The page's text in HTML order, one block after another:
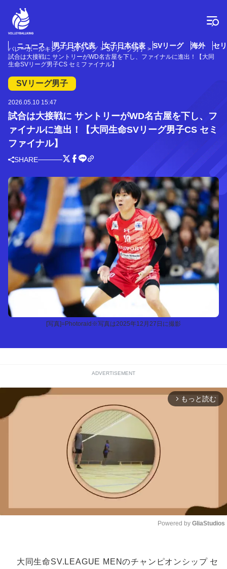
ニュース 男子日本代表 女子日本代表 SVリーグ 海外 セ
バレーボールキング SVリーグ
SVリーグ男子
試合は大接戦に サントリーがWD名古屋を下し、ファイナルに進出！【大同
生命SVリーグ男子CS セミファイナル】
SVリーグ男子
2026.05.10 15:47
試合は大接戦に サントリーがWD名古屋を下し、フ
ァイナルに進出！【大同生命SVリーグ男子CS セミ
ファイナル】
SHARE
[写真]=Photoraid※写真は2025年12月27日に撮影
ADVERTISEMENT
arrow_forward_ios もっと読む
Powered by GliaStudios
大同生命SV.LEAGUE MENのチャンピオンシップ セ